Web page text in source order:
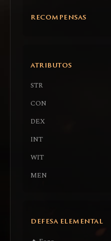
RECOMPENSAS
ATRIBUTOS
STR
CON
DEX
INT
WIT
MEN
DEFESA ELEMENTAL